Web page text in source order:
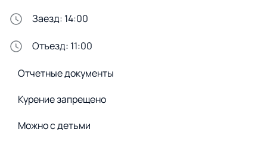
Бойлер
Стирка и белье
Заезд: 14:00
Отъезд: 11:00
Отчетные документы
Курение запрещено
Можно с детьми